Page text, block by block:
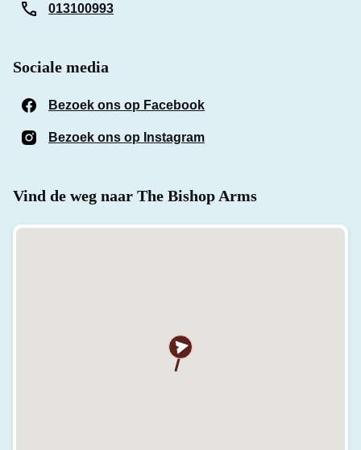
013100993
Sociale media
Bezoek ons op Facebook
Bezoek ons op Instagram
Vind de weg naar The Bishop Arms